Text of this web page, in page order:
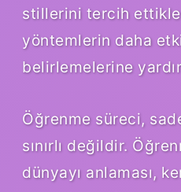
stillerini tercih
yöntemlerin daha
belirlemelerine
Öğrenme süreci,
sınırlı değildir.
dünyayı anlaması,